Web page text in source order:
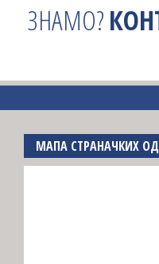
ЗНАМО?
МАПА СТРАНАЧКИХ